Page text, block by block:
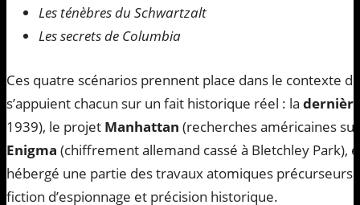
Les ténèbres du Schwartzalt
Les secrets de Columbia
Ces quatre scénarios prennent place dans le contexte
s’appuient chacun sur un fait historique réel : la
1939), le projet Manhattan (recherches américaines
Enigma (chiffrement allemand cassé à Bletchley Park),
hébergé une partie des travaux atomiques précurseurs.
fiction d’espionnage et précision historique.